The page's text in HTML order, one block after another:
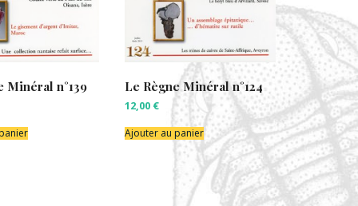
Minéral n°139 Le Règne Minéral n°124
12,00 €
Ajouter au panier